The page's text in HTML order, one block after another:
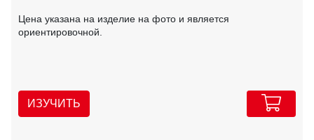
Цена указана на изделие на фото и является
ориентировочной.
ИЗУЧИТЬ